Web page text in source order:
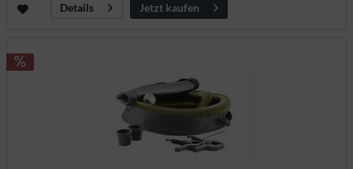
Details Jetzt kaufen